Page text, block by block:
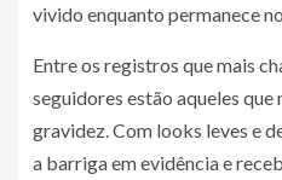
vivido enquanto permanece
Entre os registros que mais
seguidores estão aqueles
gravidez. Com looks leves e
a barriga em evidência e